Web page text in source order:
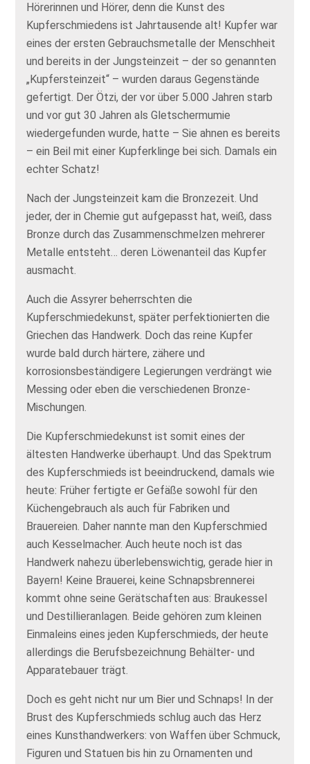
Hörerinnen und Hörer, denn die Kunst des
Kupferschmiedens ist Jahrtausende alt! Kupfer war
eines der ersten Gebrauchsmetalle der Menschheit
und bereits in der Jungsteinzeit – der so genannten
„Kupfersteinzeit“ – wurden daraus Gegenstände
gefertigt. Der Ötzi, der vor über 5.000 Jahren starb
und vor gut 30 Jahren als Gletschermumie
wiedergefunden wurde, hatte – Sie ahnen es bereits
– ein Beil mit einer Kupferklinge bei sich. Damals ein
echter Schatz!
Nach der Jungsteinzeit kam die Bronzezeit. Und
jeder, der in Chemie gut aufgepasst hat, weiß, dass
Bronze durch das Zusammenschmelzen mehrerer
Metalle entsteht… deren Löwenanteil das Kupfer
ausmacht.
Auch die Assyrer beherrschten die
Kupferschmiedekunst, später perfektionierten die
Griechen das Handwerk. Doch das reine Kupfer
wurde bald durch härtere, zähere und
korrosionsbeständigere Legierungen verdrängt wie
Messing oder eben die verschiedenen Bronze-
Mischungen.
Die Kupferschmiedekunst ist somit eines der
ältesten Handwerke überhaupt. Und das Spektrum
des Kupferschmieds ist beeindruckend, damals wie
heute: Früher fertigte er Gefäße sowohl für den
Küchengebrauch als auch für Fabriken und
Brauereien. Daher nannte man den Kupferschmied
auch Kesselmacher. Auch heute noch ist das
Handwerk nahezu überlebenswichtig, gerade hier in
Bayern! Keine Brauerei, keine Schnapsbrennerei
kommt ohne seine Gerätschaften aus: Braukessel
und Destillieranlagen. Beide gehören zum kleinen
Einmaleins eines jeden Kupferschmieds, der heute
allerdings die Berufsbezeichnung Behälter- und
Apparatebauer trägt.
Doch es geht nicht nur um Bier und Schnaps! In der
Brust des Kupferschmieds schlug auch das Herz
eines Kunsthandwerkers: von Waffen über Schmuck,
Figuren und Statuen bis hin zu Ornamenten und